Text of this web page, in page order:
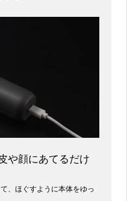
や顔にあてるだけ
、ほぐすように本体をゆっ